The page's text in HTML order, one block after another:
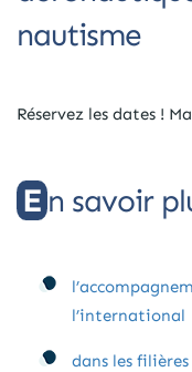
nautisme
Réservez les dates !
En savoir
l’international
dans les